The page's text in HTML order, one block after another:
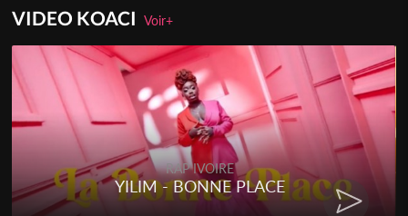
VIDEO KOACIVoir+
RAP IVOIRE
RENARD BARAKISSA - DOS DE
CHAT